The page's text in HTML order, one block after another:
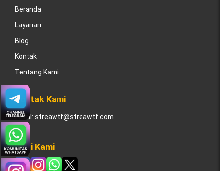
Beranda
Layanan
Blog
Kontak
Tentang Kami
Kontak Kami
Email: streawtf@streawtf.com
Ikuti Kami